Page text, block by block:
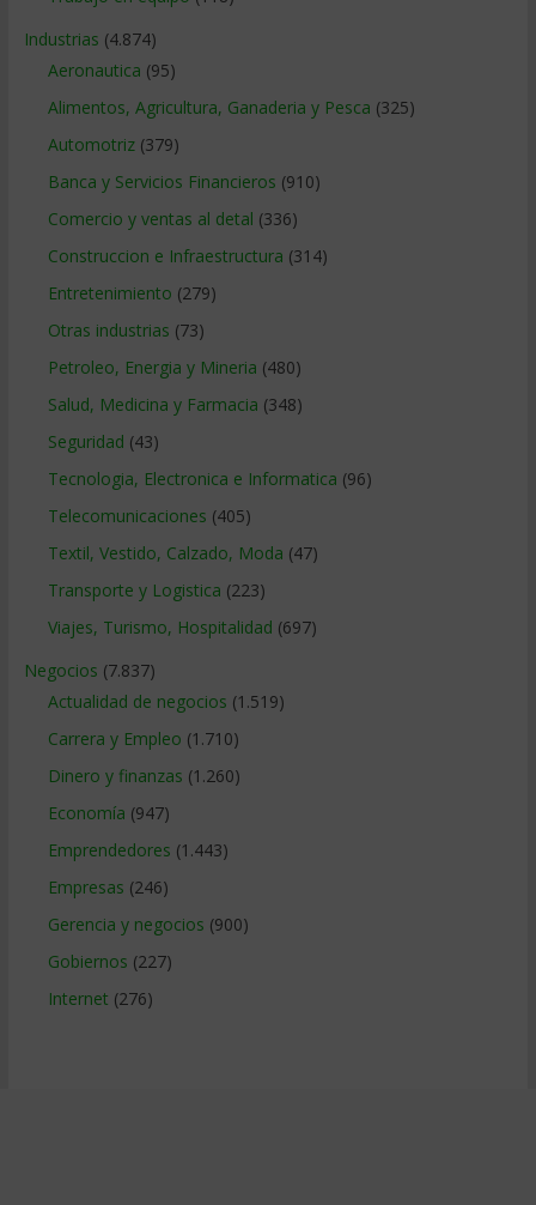
Industrias (4.874)
Aeronautica (95)
Alimentos, Agricultura, Ganaderia y Pesca (325)
Automotriz(379)
Banca y Servicios Financieros (910)
Comercio y ventas al detal (336)
Construccion e Infraestructura (314)
Entretenimiento (279)
Otras industrias (73)
Petroleo, Energia y Mineria (480)
Salud, Medicina y Farmacia (348)
Seguridad (43)
Tecnologia, Electronica e Informatica (96)
Telecomunicaciones (405)
Textil, Vestido, Calzado, Moda (47)
Transporte y Logistica (223)
Viajes, Turismo, Hospitalidad (697)
Negocios (7.837)
Actualidad de negocios (1.519)
Carrera y Empleo (1.710)
Dinero y finanzas (1.260)
Economía (947)
Emprendedores (1.443)
Empresas (246)
Gerencia y negocios (900)
Gobiernos (227)
Internet (276)